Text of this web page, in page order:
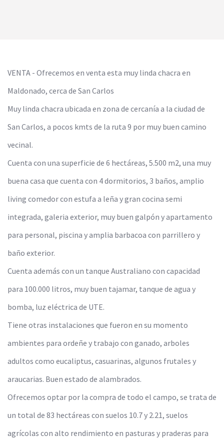
VENTA - Ofrecemos en venta esta muy linda chacra en
Maldonado, cerca de San Carlos
Muy linda chacra ubicada en zona de cercanía a la ciudad de
San Carlos, a pocos kmts de la ruta 9 por muy buen camino
vecinal.
Cuenta con una superficie de 6 hectáreas, 5.500 m2, una muy
buena casa que cuenta con 4 dormitorios, 3 baños, amplio
living comedor con estufa a leña y gran cocina semi
integrada, galeria exterior, muy buen galpón y apartamento
para personal, piscina y amplia barbacoa con parrillero y
baño exterior.
Cuenta además con un tanque Australiano con capacidad
para 100.000 litros, muy buen tajamar, tanque de agua y
bomba, luz eléctrica de UTE.
Tiene otras instalaciones que fueron en su momento
ambientes para ordeñe y trabajo con ganado, arboles
adultos como eucaliptus, casuarinas, algunos frutales y
araucarias. Buen estado de alambrados.
Ofrecemos optar por la compra de todo el campo, se trata de
un total de 83 hectáreas con suelos 10.7 y 2.21, suelos
agrícolas con alto rendimiento en pasturas y praderas para